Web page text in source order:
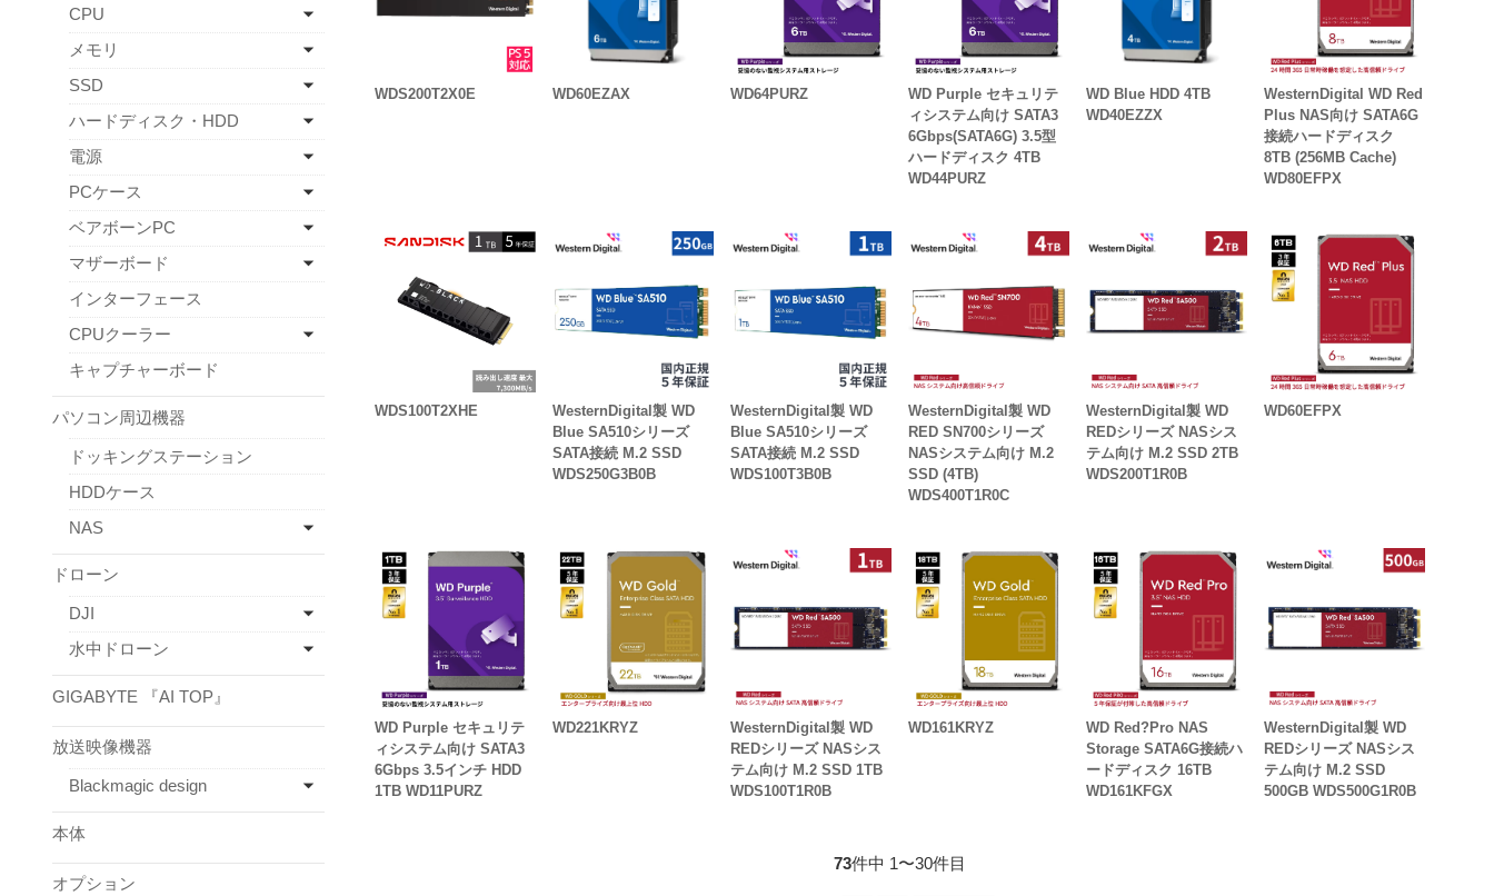
WDS200T2X0E WD60EZAX WD64PURZ
WD Purple セキュリテ
ィシステム向け SATA3
6Gbps(SATA6G) 3.5型
ハードディスク 4TB
WD44PURZ
WD Blue HDD 4TB
WD40EZZX
WesternDigital WD Red
Plus NAS向け SATA6G
接続ハードディスク
8TB (256MB Cache)
WD80EFPX
WDS100T2XHE
WesternDigital製 WD
Blue SA510シリーズ
SATA接続 M.2 SSD
WDS250G3B0B
WesternDigital製 WD
Blue SA510シリーズ
SATA接続 M.2 SSD
WDS100T3B0B
WesternDigital製 WD
RED SN700シリーズ
NASシステム向け M.2
SSD (4TB)
WDS400T1R0C
WesternDigital製 WD
REDシリーズ NASシス
テム向け M.2 SSD 2TB
WDS200T1R0B
WD60EFPX
WD Purple セキュリテ
ィシステム向け SATA3
6Gbps 3.5インチ HDD
1TB WD11PURZ
WD221KRYZ
WesternDigital製 WD
REDシリーズ NASシス
テム向け M.2 SSD 1TB
WDS100T1R0B
WD161KRYZ
WD Red?Pro NAS
Storage SATA6G接続ハ
ードディスク 16TB
WD161KFGX
WesternDigital製 WD
REDシリーズ NASシス
テム向け M.2 SSD
500GB WDS500G1R0B
73件中 1〜30件目
CPU
メモリ
SSD
ハードディスク・HDD
電源
PCケース
ベアボーンPC
マザーボード
インターフェース
CPUクーラー
キャプチャーボード
パソコン周辺機器
ドッキングステーション
HDDケース
NAS
ドローン
DJI
水中ドローン
GIGABYTE 『AI TOP』
放送映像機器
Blackmagic design
本体
オプション